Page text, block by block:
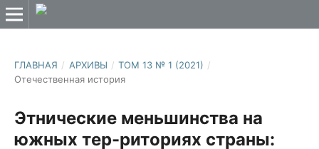
ГЛАВНАЯ / АРХИВЫ / ТОМ 13 № 1 (2021) /
Отечественная история
Этнические меньшинства на
южных тер-риториях страны: